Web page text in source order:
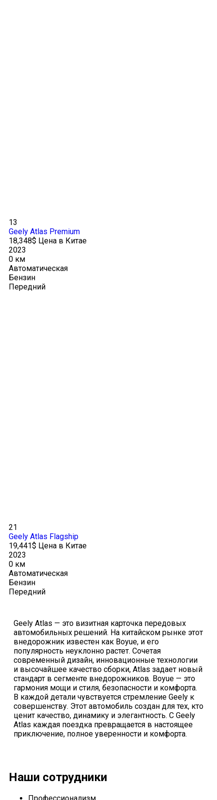
13
Geely Atlas Premium
18,348$ Цена в Китае
2023
0 км
Автоматическая
Бензин
Передний
21
Geely Atlas Flagship
19,441$ Цена в Китае
2023
0 км
Автоматическая
Бензин
Передний
Geely Atlas — это визитная карточка передовых
автомобильных решений. На китайском рынке этот
внедорожник известен как Boyue, и его
популярность неуклонно растет. Сочетая
современный дизайн, инновационные технологии
и высочайшее качество сборки, Atlas задает новый
стандарт в сегменте внедорожников. Boyue — это
гармония мощи и стиля, безопасности и комфорта.
В каждой детали чувствуется стремление Geely к
совершенству. Этот автомобиль создан для тех, кто
ценит качество, динамику и элегантность. С Geely
Atlas каждая поездка превращается в настоящее
приключение, полное уверенности и комфорта.
Наши сотрудники